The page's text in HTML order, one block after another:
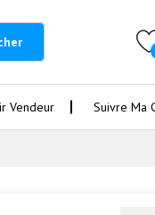
Vendeur Suivre Ma